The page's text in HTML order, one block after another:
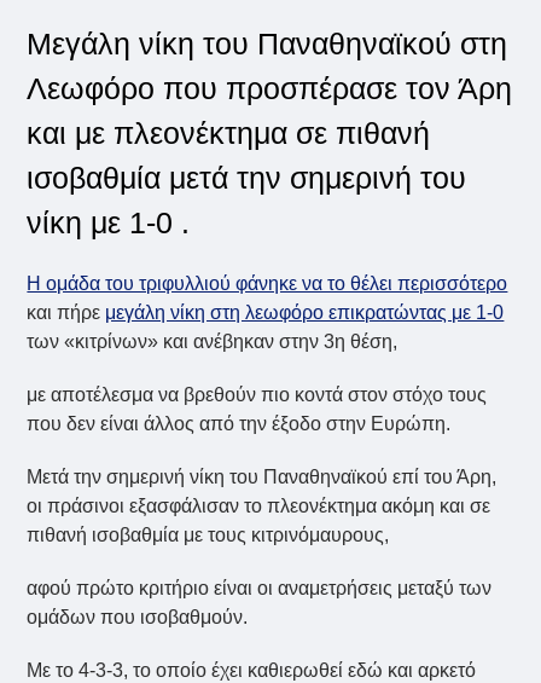
Μεγάλη νίκη του Παναθηναϊκού στη
Λεωφόρο που προσπέρασε τον Άρη
και με πλεονέκτημα σε πιθανή
ισοβαθμία μετά την σημερινή του
νίκη με 1-0 .
Η ομάδα του τριφυλλιού φάνηκε να το θέλει περισσότερο
και πήρε μεγάλη νίκη στη λεωφόρο επικρατώντας με 1-0
των «κιτρίνων» και ανέβηκαν στην 3η θέση,
με αποτέλεσμα να βρεθούν πιο κοντά στον στόχο τους
που δεν είναι άλλος από την έξοδο στην Ευρώπη.
Μετά την σημερινή νίκη του Παναθηναϊκού επί του Άρη,
οι πράσινοι εξασφάλισαν το πλεονέκτημα ακόμη και σε
πιθανή ισοβαθμία με τους κιτρινόμαυρους,
αφού πρώτο κριτήριο είναι οι αναμετρήσεις μεταξύ των
ομάδων που ισοβαθμούν.
Με το 4-3-3, το οποίο έχει καθιερωθεί εδώ και αρκετό